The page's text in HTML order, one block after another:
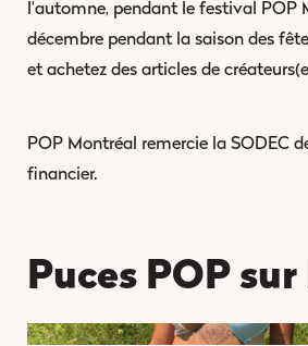
l'automne, pendant le festival POP
décembre pendant la saison des
et achetez des articles de
POP Montréal remercie la SODEC
financier.
Puces POP